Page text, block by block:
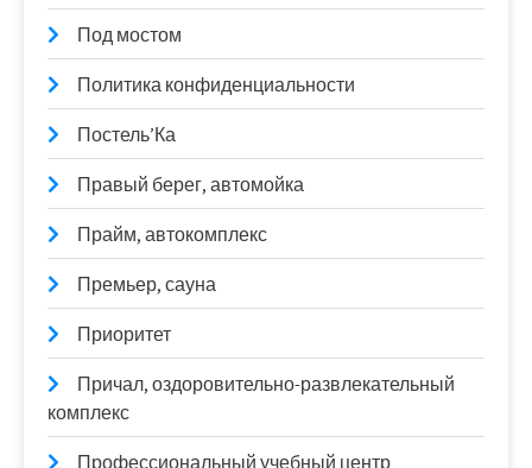
Под мостом
Политика конфиденциальности
Постель’Ка
Правый берег, автомойка
Прайм, автокомплекс
Премьер, сауна
Приоритет
Причал, оздоровительно-развлекательный
комплекс
Профессиональный учебный центр